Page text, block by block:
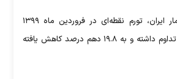
براساس گزارش مرکز آمار ایران، تورم نقطه‌ای در فروردین ماه ۱۳۹۹
همچنان در سیر نزولی تداوم داشته و به ۱۹.۸ دهم درصد کاهش یافته